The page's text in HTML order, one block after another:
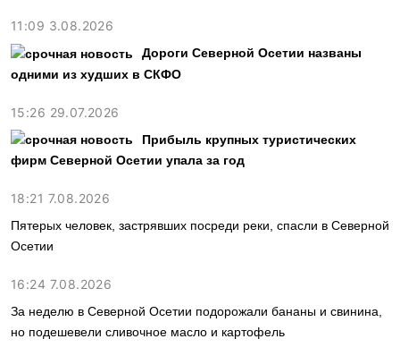
11:09 3.08.2026
Дороги Северной Осетии названы
одними из худших в СКФО
15:26 29.07.2026
Прибыль крупных туристических
фирм Северной Осетии упала за год
18:21 7.08.2026
Пятерых человек, застрявших посреди реки, спасли в Северной
Осетии
16:24 7.08.2026
За неделю в Северной Осетии подорожали бананы и свинина,
но подешевели сливочное масло и картофель